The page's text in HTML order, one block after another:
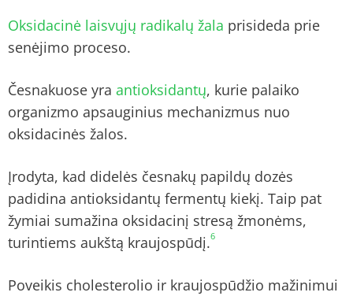
Oksidacinė laisvųjų radikalų žala prisideda prie
senėjimo proceso.
Česnakuose yra antioksidantų, kurie palaiko
organizmo apsauginius mechanizmus nuo
oksidacinės žalos.
Įrodyta, kad didelės česnakų papildų dozės
padidina antioksidantų fermentų kiekį. Taip pat
žymiai sumažina oksidacinį stresą žmonėms,
turintiems aukštą kraujospūdį.6
Poveikis cholesterolio ir kraujospūdžio mažinimui